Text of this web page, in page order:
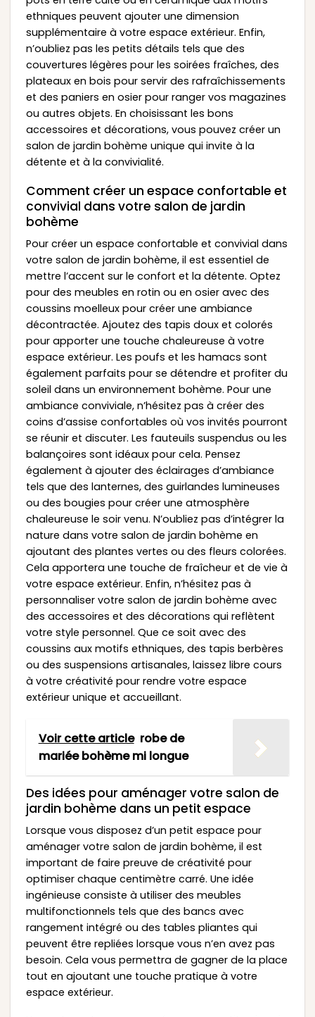
ethniques peuvent ajouter une dimension
supplémentaire à votre espace extérieur. Enfin,
n’oubliez pas les petits détails tels que des
couvertures légères pour les soirées fraîches, des
plateaux en bois pour servir des rafraîchissements
et des paniers en osier pour ranger vos magazines
ou autres objets. En choisissant les bons
accessoires et décorations, vous pouvez créer un
salon de jardin bohème unique qui invite à la
détente et à la convivialité.
Comment créer un espace confortable et
convivial dans votre salon de jardin
bohème
Pour créer un espace confortable et convivial dans
votre salon de jardin bohème, il est essentiel de
mettre l’accent sur le confort et la détente. Optez
pour des meubles en rotin ou en osier avec des
coussins moelleux pour créer une ambiance
décontractée. Ajoutez des tapis doux et colorés
pour apporter une touche chaleureuse à votre
espace extérieur. Les poufs et les hamacs sont
également parfaits pour se détendre et profiter du
soleil dans un environnement bohème. Pour une
ambiance conviviale, n’hésitez pas à créer des
coins d’assise confortables où vos invités pourront
se réunir et discuter. Les fauteuils suspendus ou les
balançoires sont idéaux pour cela. Pensez
également à ajouter des éclairages d’ambiance
tels que des lanternes, des guirlandes lumineuses
ou des bougies pour créer une atmosphère
chaleureuse le soir venu. N’oubliez pas d’intégrer la
nature dans votre salon de jardin bohème en
ajoutant des plantes vertes ou des fleurs colorées.
Cela apportera une touche de fraîcheur et de vie à
votre espace extérieur. Enfin, n’hésitez pas à
personnaliser votre salon de jardin bohème avec
des accessoires et des décorations qui reflètent
votre style personnel. Que ce soit avec des
coussins aux motifs ethniques, des tapis berbères
ou des suspensions artisanales, laissez libre cours
à votre créativité pour rendre votre espace
extérieur unique et accueillant.
Voir cette article robe de
mariée bohème mi longue
Des idées pour aménager votre salon de
jardin bohème dans un petit espace
Lorsque vous disposez d’un petit espace pour
aménager votre salon de jardin bohème, il est
important de faire preuve de créativité pour
optimiser chaque centimètre carré. Une idée
ingénieuse consiste à utiliser des meubles
multifonctionnels tels que des bancs avec
rangement intégré ou des tables pliantes qui
peuvent être repliées lorsque vous n’en avez pas
besoin. Cela vous permettra de gagner de la place
tout en ajoutant une touche pratique à votre
espace extérieur.